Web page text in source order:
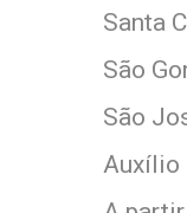
Santa
São
São
Auxílio